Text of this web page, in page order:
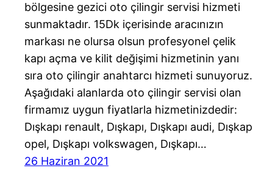
bölgesine gezici oto çilingir servisi hizmeti
sunmaktadır. 15Dk içerisinde aracınızın
markası ne olursa olsun profesyonel çelik
kapı açma ve kilit değişimi hizmetinin yanı
sıra oto çilingir anahtarcı hizmeti sunuyoruz.
Aşağıdaki alanlarda oto çilingir servisi olan
firmamız uygun fiyatlarla hizmetinizdedir:
Dışkapı renault, Dışkapı, Dışkapı audi,
opel, Dışkapı volkswagen, Dışkapı…
26 Haziran 2021